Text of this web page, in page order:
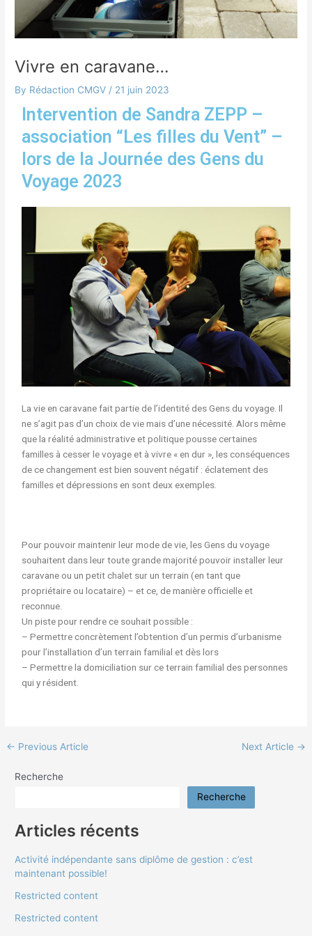
Vivre en caravane…
By Rédaction CMGV / 21 juin 2023
Intervention de Sandra ZEPP –
association “Les filles du Vent” –
lors de la Journée des Gens du
Voyage 2023
La vie en caravane fait partie de l’identité des Gens du voyage. Il
ne s’agit pas d’un choix de vie mais d’une nécessité. Alors même
que la réalité administrative et politique pousse certaines
familles à cesser le voyage et à vivre « en dur », les conséquences
de ce changement est bien souvent négatif : éclatement des
familles et dépressions en sont deux exemples.
Pour pouvoir maintenir leur mode de vie, les Gens du voyage
souhaitent dans leur toute grande majorité pouvoir installer leur
caravane ou un petit chalet sur un terrain (en tant que
propriétaire ou locataire) – et ce, de manière officielle et
reconnue.
Un piste pour rendre ce souhait possible :
– Permettre concrètement l’obtention d’un permis d’urbanisme
pour l’installation d’un terrain familial et dès lors
– Permettre la domiciliation sur ce terrain familial des personnes
qui y résident.
← Previous Article Next Article →
Recherche
Recherche
Articles récents
Activité indépendante sans diplôme de gestion : c’est
maintenant possible!
Restricted content
Restricted content